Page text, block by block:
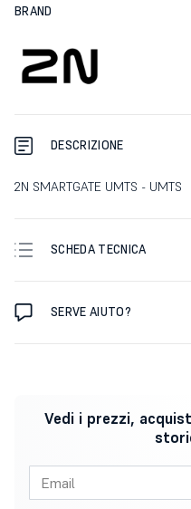
BRAND
DESCRIZIONE
2N SMARTGATE UMTS - UMTS
SCHEDA TECNICA
SERVE AIUTO?
Vedi i prezzi,